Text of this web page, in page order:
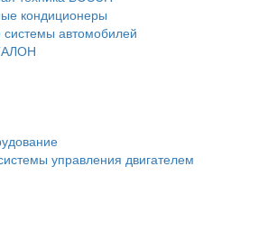
кондиционеры
системы автомобилей
управления двигателем